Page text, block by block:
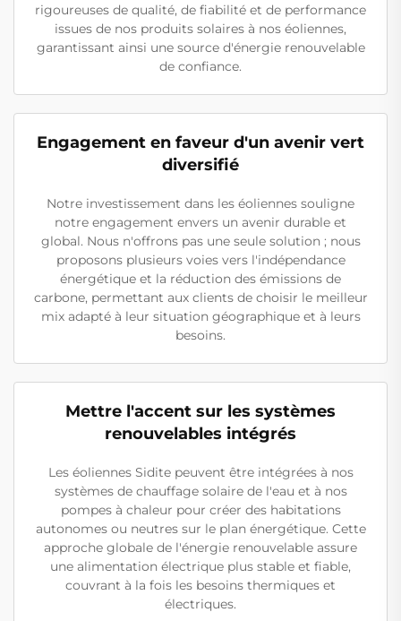
rigoureuses de qualité, de fiabilité et de performance
issues de nos produits solaires à nos éoliennes,
garantissant ainsi une source d'énergie renouvelable
de confiance.
Engagement en faveur d'un avenir vert
diversifié
Notre investissement dans les éoliennes souligne
notre engagement envers un avenir durable et
global. Nous n'offrons pas une seule solution ; nous
proposons plusieurs voies vers l'indépendance
énergétique et la réduction des émissions de
carbone, permettant aux clients de choisir le meilleur
mix adapté à leur situation géographique et à leurs
besoins.
Mettre l'accent sur les systèmes
renouvelables intégrés
Les éoliennes Sidite peuvent être intégrées à nos
systèmes de chauffage solaire de l'eau et à nos
pompes à chaleur pour créer des habitations
autonomes ou neutres sur le plan énergétique. Cette
approche globale de l'énergie renouvelable assure
une alimentation électrique plus stable et fiable,
couvrant à la fois les besoins thermiques et
électriques.